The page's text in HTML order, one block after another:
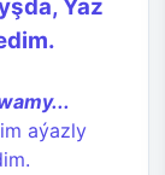
Ýaz
aýazly